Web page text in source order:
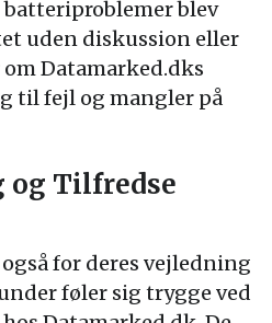
blev
uden diskussion eller
Datamarked.dks
til fejl og mangler på
og Tilfredse
for deres vejledning
føler sig trygge ved